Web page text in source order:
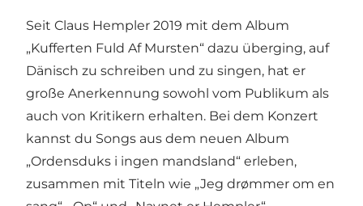
Seit Claus Hempler 2019 mit dem Album
„Kufferten Fuld Af Mursten“ dazu überging, auf
Dänisch zu schreiben und zu singen, hat er
große Anerkennung sowohl vom Publikum als
auch von Kritikern erhalten. Bei dem Konzert
kannst du Songs aus dem neuen Album
„Ordensduks i ingen mandsland“ erleben,
zusammen mit Titeln wie „Jeg drømmer om en